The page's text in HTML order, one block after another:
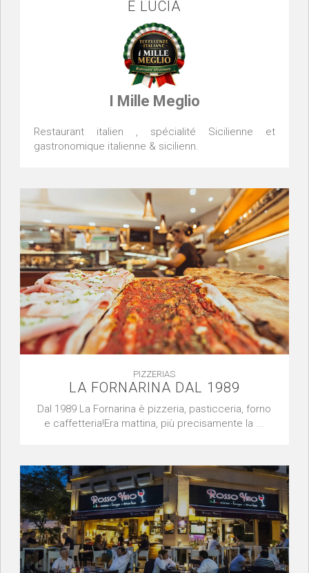
E LUCIA
I Mille Meglio
Restaurant italien , spécialité Sicilienne et
gastronomique italienne & sicilienn.
PIZZERIAS
LA FORNARINA DAL 1989
Dal 1989 La Fornarina è pizzeria, pasticceria, forno
e caffetteria!Era mattina, più precisamente la ...